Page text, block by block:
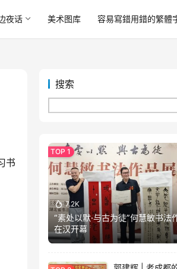
夜话 美术图库 容易寫錯用錯的繁體
书
搜索
7.2K
“素处以默·与古为徒”何慧敏书法
在汉开幕